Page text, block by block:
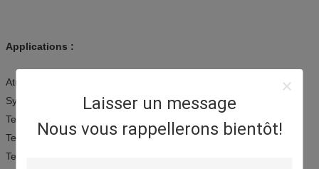
Laisser un message
Nous vous rappellerons bientôt!
Applications :
Atmosphère
Systèmes de paiement
Terminaux de kiosque
Terminaux de contrôle d'accès
Terminaux de sécurité